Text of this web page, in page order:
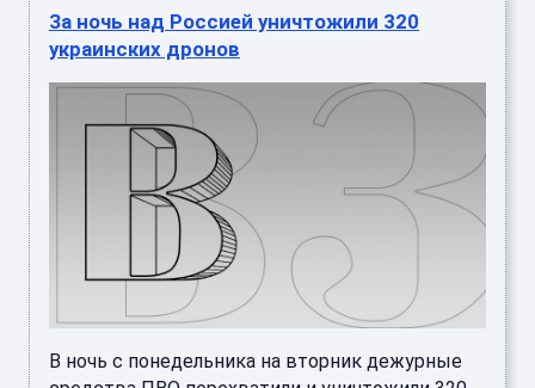
За ночь над Россией уничтожили 320
украинских дронов
В ночь с понедельника на вторник дежурные